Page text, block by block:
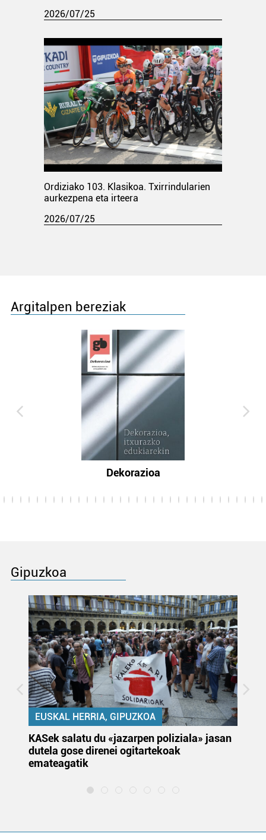
2026/07/25
Ordiziako 103. Klasikoa. Txirrindularien
aurkezpena eta irteera
2026/07/25
Argitalpen bereziak
Dekorazioa
Gipuzkoa
EUSKAL HERRIA, GIPUZKOA
KASek salatu du «jazarpen poliziala» jasan
dutela gose direnei ogitartekoak
emateagatik